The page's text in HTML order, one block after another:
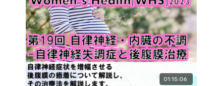
・リアライン・コア
胸郭の運動を変化させ、呼吸機能や脊椎の運動を改善
する
01:15:06